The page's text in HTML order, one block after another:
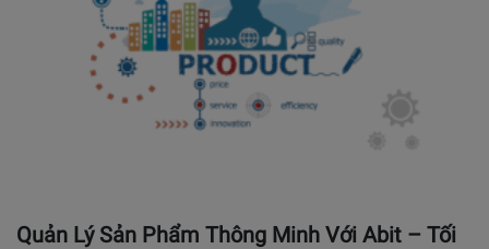
Quản Lý Sản Phẩm Thông Minh Với Abit – Tối